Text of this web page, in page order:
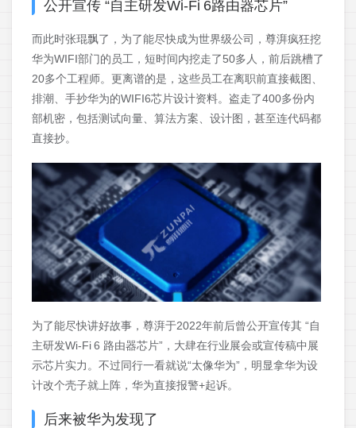
公开宣传 “自主研发Wi‑Fi 6路由器芯片”
而此时张琨飘了，为了能尽快成为世界级公司，尊湃疯狂挖
华为WIFI部门的员工，短时间内挖走了50多人，前后跳槽了
20多个工程师。更离谱的是，这些员工在离职前直接截图、
排潮、手抄华为的WIFI6芯片设计资料。盗走了400多份内
部机密，包括测试向量、算法方案、设计图，甚至连代码都
直接抄。
为了能尽快讲好故事，尊湃于2022年前后曾公开宣传其 “自
主研发Wi‑Fi 6 路由器芯片”，大肆在行业展会或宣传稿中展
示芯片实力。不过同行一看就说“太像华为”，明显拿华为设
计改个壳子就上阵，华为直接报警+起诉。
后来被华为发现了